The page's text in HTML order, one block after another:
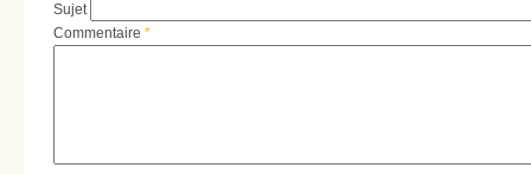
Sujet
Commentaire *